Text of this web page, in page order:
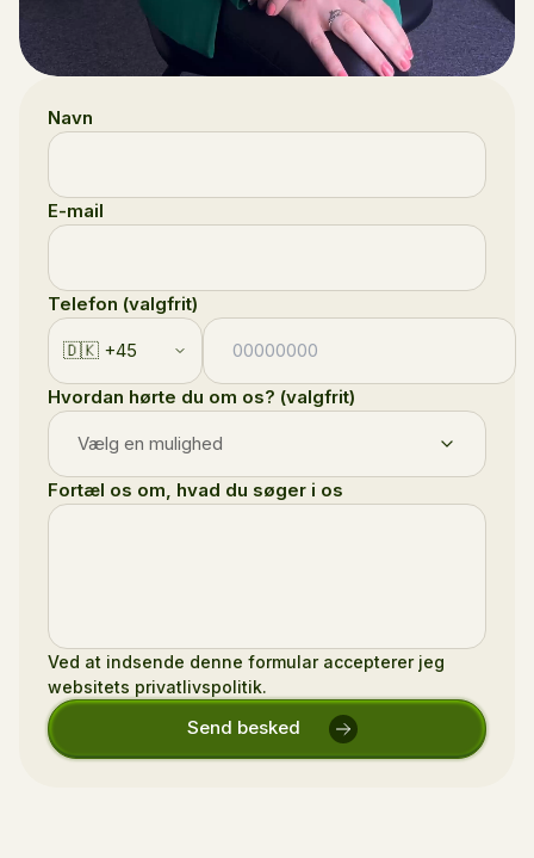
Navn
E-mail
Telefon (valgfrit)
🇩🇰 +45
Hvordan hørte du om os? (valgfrit)
Fortæl os om, hvad du søger i os
Ved at indsende denne formular accepterer jeg
websitets privatlivspolitik.
Send besked